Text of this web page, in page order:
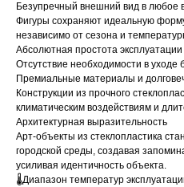
Безупречный внешний вид в любое
Фигуры сохраняют идеальную
независимо от сезона и
Абсолютная простота эксплуатации
Отсутствие необходимости в уходе
Премиальные материалы и
Конструкции из прочного
климатическим воздействиям и
Архитектурная выразительность
Арт-объекты из стеклопластика
городской среды, создавая
усиливая идентичность объекта.
🌡️Диапазон температур